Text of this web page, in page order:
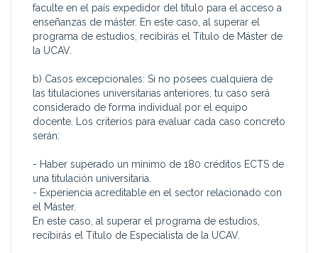
faculte en el país expedidor del título para el acceso a
enseñanzas de máster. En este caso, al superar el
programa de estudios, recibirás el Título de Máster de
la UCAV.
b) Casos excepcionales: Si no posees cualquiera de
las titulaciones universitarias anteriores, tu caso será
considerado de forma individual por el equipo
docente. Los criterios para evaluar cada caso concreto
serán:
- Haber superado un mínimo de 180 créditos ECTS de
una titulación universitaria.
- Experiencia acreditable en el sector relacionado con
el Máster.
En este caso, al superar el programa de estudios,
recibirás el Título de Especialista de la UCAV.